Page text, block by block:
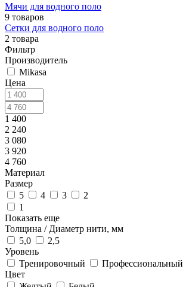
Мячи для водного поло
9 товаров
Сетки для водного поло
2 товара
Фильтр
Производитель
Mikasa
Цена
1 400
2 240
3 080
3 920
4 760
Материал
Размер
5
4 3
2
1
Показать еще
Толщина / Диаметр нити, мм
5,0
2,5
Уровень
Тренировочный
Профессиональный
Цвет